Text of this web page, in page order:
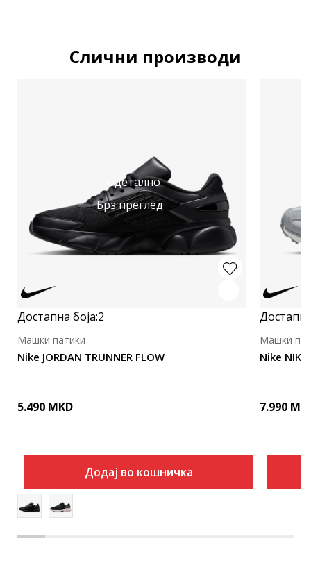
Слични производи
Подетално
Брз преглед
Достапна боја:2
Nike JORDAN TRUNNER FLOW
Машки патики
5.490 MKD
Додај во кошничка
Nike NIKE
Машки
7.990